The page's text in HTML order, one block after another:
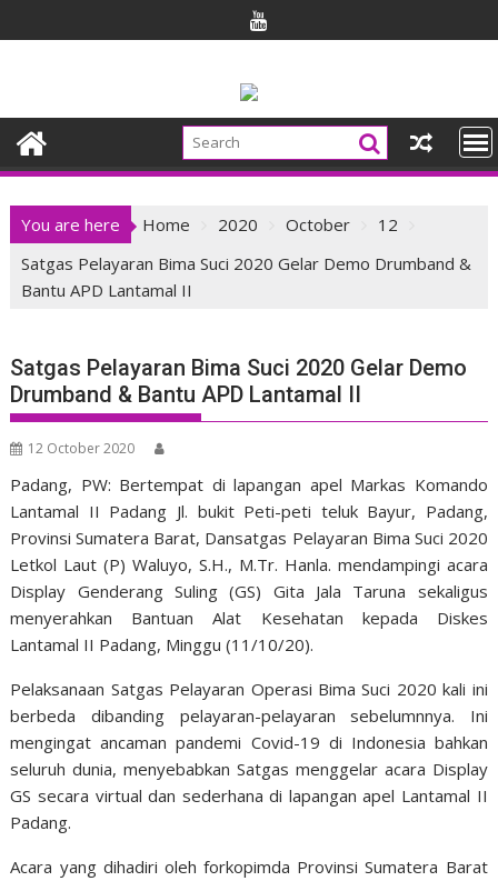
to
You are here Home 2020 October
12
Satgas Pelayaran Bima Suci 2020 Gelar Demo Drumband &
Bantu APD Lantamal II
Satgas Pelayaran Bima Suci 2020 Gelar Demo
Drumband & Bantu APD Lantamal II
12 October 2020
Padang, PW: Bertempat di lapangan apel Markas Komando
Lantamal II Padang Jl. bukit Peti-peti teluk Bayur, Padang,
Provinsi Sumatera Barat, Dansatgas Pelayaran Bima Suci 2020
Letkol Laut (P) Waluyo, S.H., M.Tr. Hanla. mendampingi acara
Display Genderang Suling (GS) Gita Jala Taruna sekaligus
menyerahkan Bantuan Alat Kesehatan kepada Diskes
Lantamal II Padang, Minggu (11/10/20).
Pelaksanaan Satgas Pelayaran Operasi Bima Suci 2020 kali ini
berbeda dibanding pelayaran-pelayaran sebelumnnya. Ini
mengingat ancaman pandemi Covid-19 di Indonesia bahkan
seluruh dunia, menyebabkan Satgas menggelar acara Display
GS secara virtual dan sederhana di lapangan apel Lantamal II
Padang.
Acara yang dihadiri oleh forkopimda Provinsi Sumatera Barat